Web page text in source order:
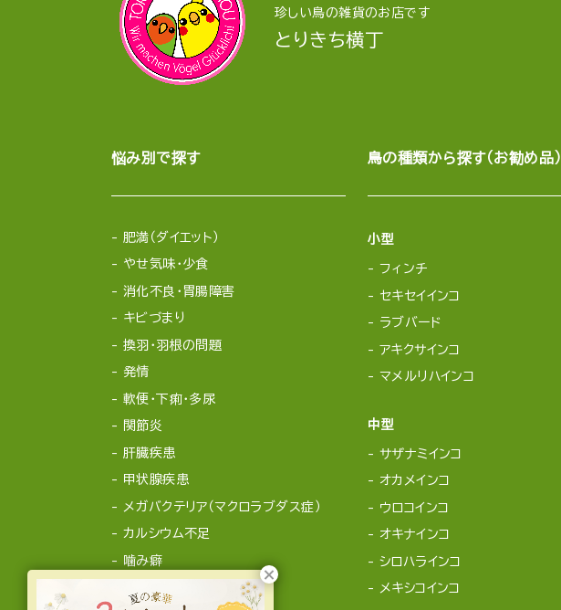
珍しい鳥の雑貨のお店です
とりきち横丁
悩み別で探す
肥満（ダイエット）
やせ気味・少食
消化不良・胃腸障害
キビづまり
換羽・羽根の問題
発情
軟便・下痢・多尿
関節炎
肝臓疾患
甲状腺疾患
メガバクテリア（マクロラブダス症）
カルシウム不足
噛み癖
鳥の種類から探す（お勧め品）
小型
フィンチ
セキセイインコ
ラブバード
アキクサインコ
マメルリハインコ
中型
サザナミインコ
オカメインコ
ウロコインコ
オキナインコ
シロハラインコ
メキシコインコ